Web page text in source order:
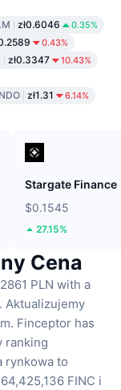
zł0.6046 0.35%
0.43%
zł0.3347 10.43%
zł1.31 6.14%
Stargate Finance
$0.1545
27.15%
Cena
PLN with a
Aktualizujemy
Finceptor has
ranking
rynkowa to
FINC i